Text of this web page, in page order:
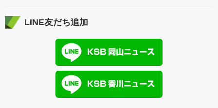
LINE友だち追加